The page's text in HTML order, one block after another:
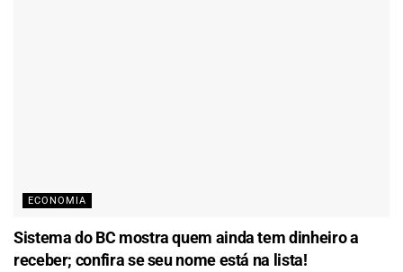
ECONOMIA
Sistema do BC mostra quem ainda tem dinheiro a
receber; confira se seu nome está na lista!